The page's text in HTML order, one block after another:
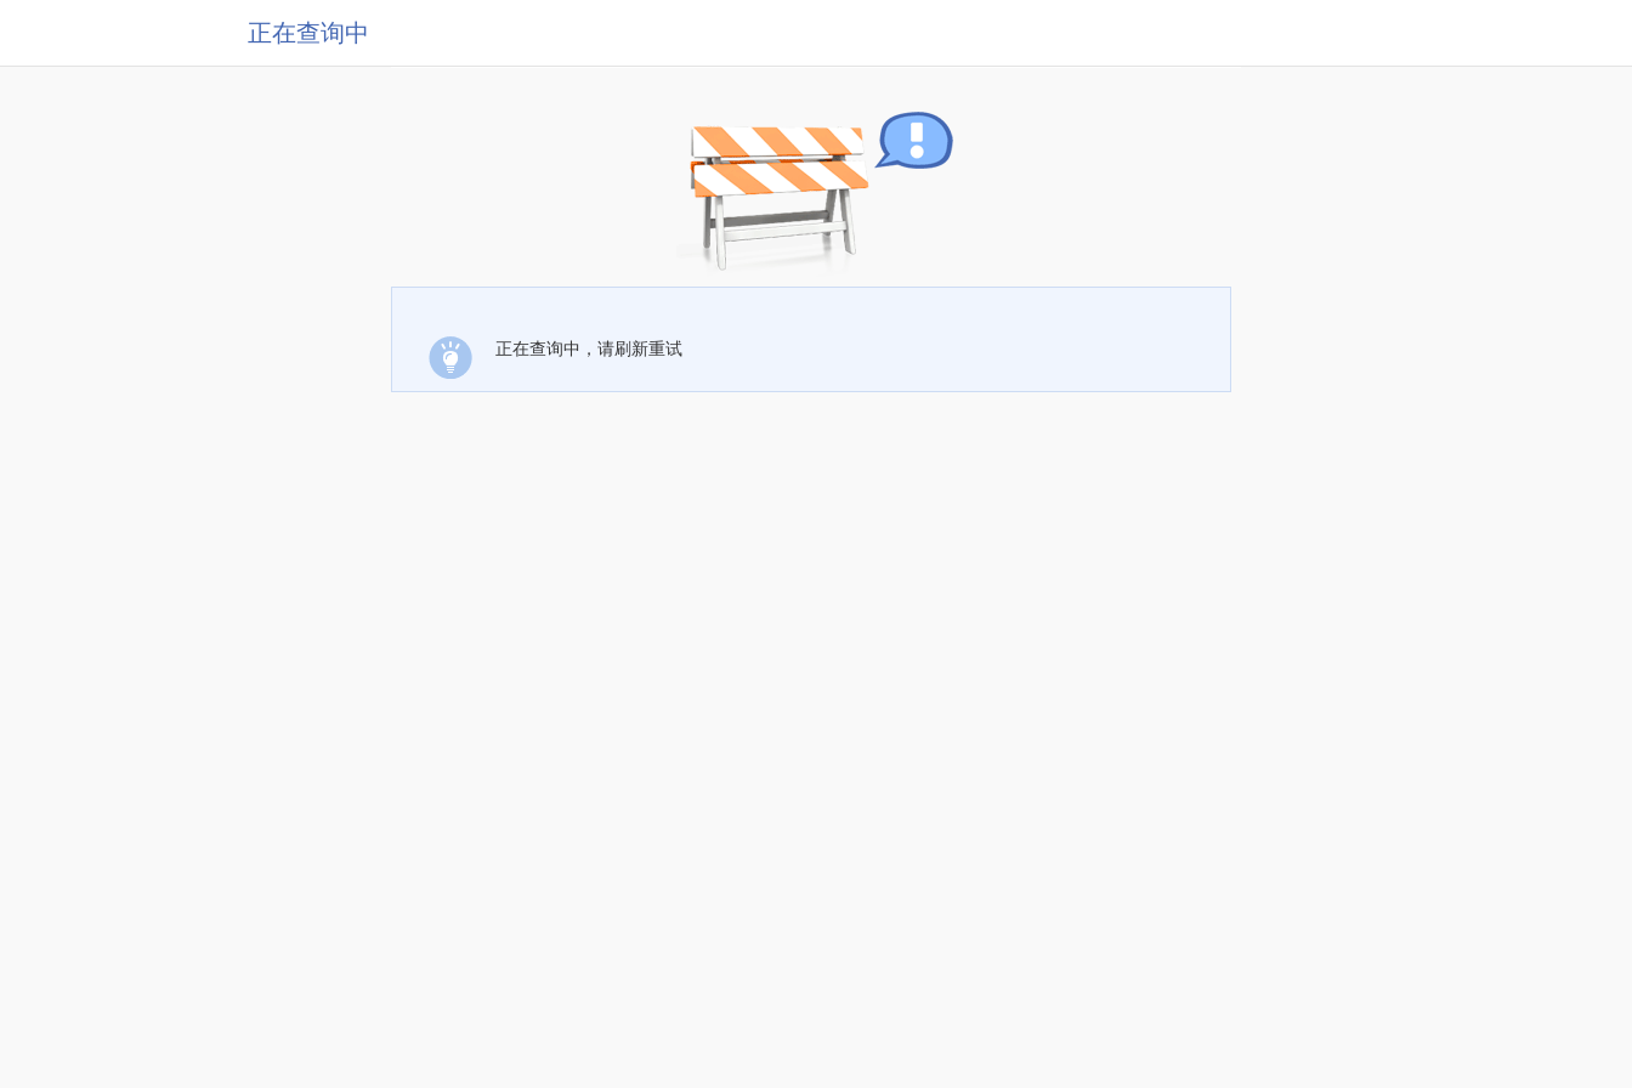
正在查询中
正在查询中，请刷新重试